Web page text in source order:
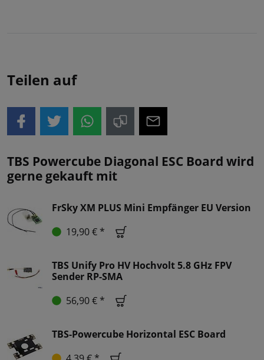
Teilen auf
TBS Powercube Diagonal ESC Board wird
gerne gekauft mit
FrSky XM PLUS Mini Empfänger EU Version
19,90 € *
TBS Unify Pro HV Hochvolt 5.8 GHz FPV
Sender RP-SMA
56,90 € *
TBS-Powercube Horizontal ESC Board